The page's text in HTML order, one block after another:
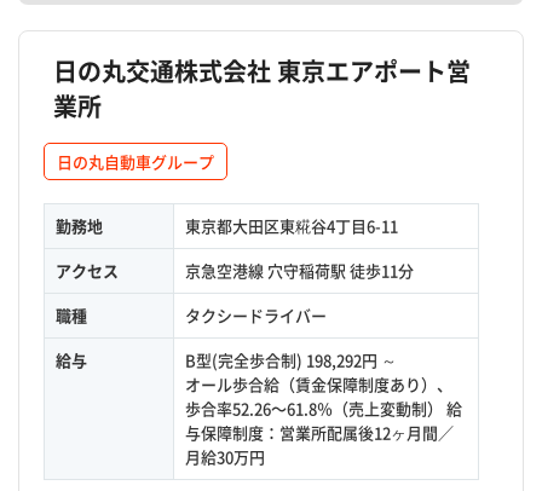
日の丸交通株式会社 東京エアポート営
業所
日の丸自動車グループ
勤務地
東京都大田区東糀谷4丁目6-11
アクセス
京急空港線 穴守稲荷駅 徒歩11分
職種
タクシードライバー
給与
B型(完全歩合制) 198,292円 ～
オール歩合給（賃金保障制度あり）、
歩合率52.26〜61.8％（売上変動制） 給
与保障制度：営業所配属後12ヶ月間／
月給30万円